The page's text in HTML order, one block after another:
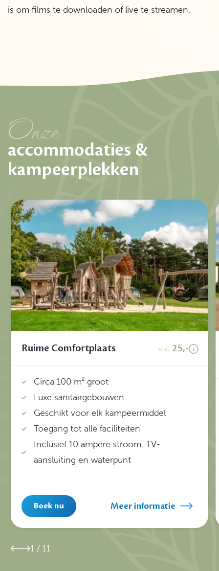
is om films te downloaden of live te streamen.
Onze
accommodaties &
kampeerplekken
Ruime Comfortplaats v.a. 25,-
Circa 100 m² groot
Luxe sanitairgebouwen
Geschikt voor elk kampeermiddel
Toegang tot alle faciliteiten
Inclusief 10 ampère stroom, TV-
aansluiting en waterpunt
Boek nu Meer informatie
1 / 11